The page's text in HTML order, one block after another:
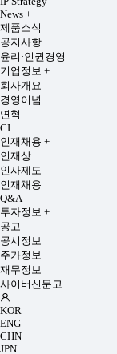
News +
제품소식
공지사항
윤리·인권경영
기업정보 +
회사개요
경영이념
연혁
CI
인재채용 +
인재상
인사제도
인재채용
Q&A
투자정보 +
공고
공시정보
주가정보
재무정보
사이버신문고
KOR
ENG
CHN
JPN